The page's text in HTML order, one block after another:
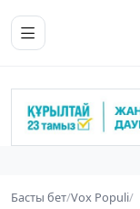
Басты бет/Vox Populi/